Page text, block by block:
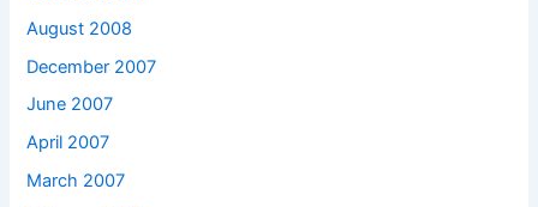
August 2008
December 2007
June 2007
April 2007
March 2007